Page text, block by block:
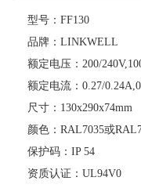
型号： FF130
品牌： LINKWELL
额定电压： 200/
额定电流： 0.27/
尺寸： 130x290x74mm
颜色： RAL7035或
保护码： IP 54
资质认证： UL94V0